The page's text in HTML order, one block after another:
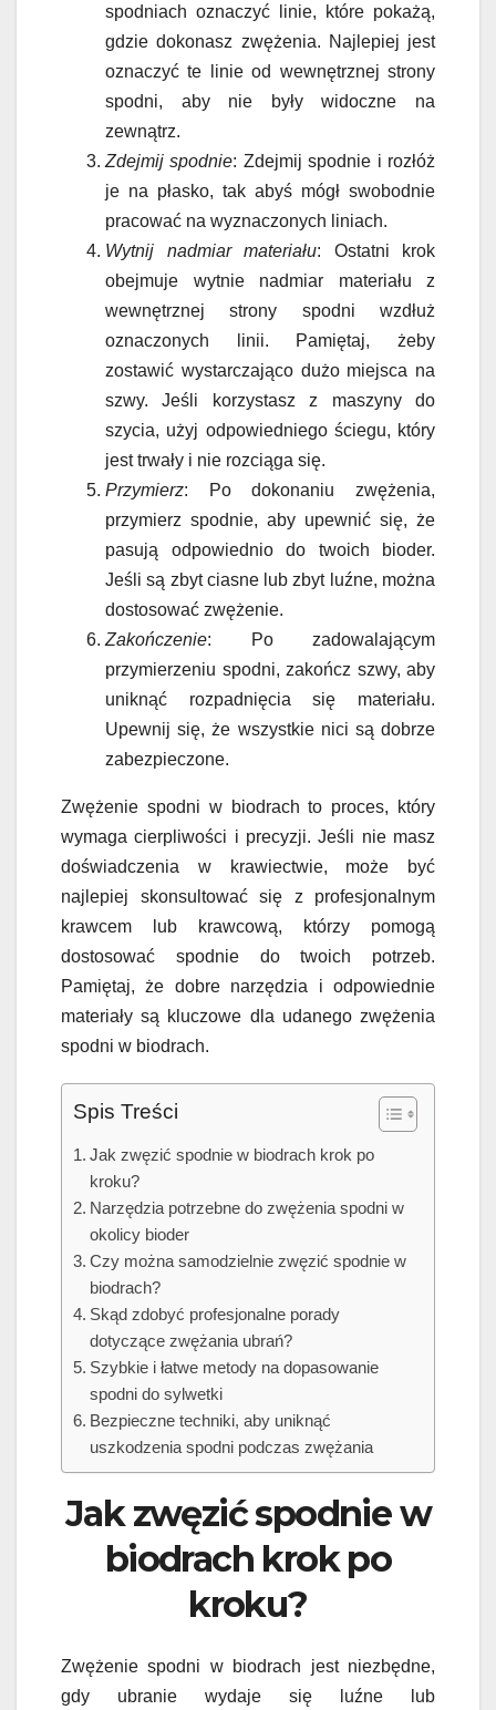
spodniach oznaczyć linie, które pokażą,
gdzie dokonasz zwężenia. Najlepiej jest
oznaczyć te linie od wewnętrznej strony
spodni, aby nie były widoczne na
zewnątrz.
Zdejmij spodnie: Zdejmij spodnie i rozłóż
je na płasko, tak abyś mógł swobodnie
pracować na wyznaczonych liniach.
Wytnij nadmiar materiału: Ostatni krok
obejmuje wytnie nadmiar materiału z
wewnętrznej strony spodni wzdłuż
oznaczonych linii. Pamiętaj, żeby
zostawić wystarczająco dużo miejsca na
szwy. Jeśli korzystasz z maszyny do
szycia, użyj odpowiedniego ściegu, który
jest trwały i nie rozciąga się.
Przymierz: Po dokonaniu zwężenia,
przymierz spodnie, aby upewnić się, że
pasują odpowiednio do twoich bioder.
Jeśli są zbyt ciasne lub zbyt luźne, można
dostosować zwężenie.
Zakończenie: Po zadowalającym
przymierzeniu spodni, zakończ szwy, aby
uniknąć rozpadnięcia się materiału.
Upewnij się, że wszystkie nici są dobrze
zabezpieczone.
Zwężenie spodni w biodrach to proces, który
wymaga cierpliwości i precyzji. Jeśli nie masz
doświadczenia w krawiectwie, może być
najlepiej skonsultować się z profesjonalnym
krawcem lub krawcową, którzy pomogą
dostosować spodnie do twoich potrzeb.
Pamiętaj, że dobre narzędzia i odpowiednie
materiały są kluczowe dla udanego zwężenia
spodni w biodrach.
Spis Treści
Jak zwęzić spodnie w biodrach krok po
kroku?
Narzędzia potrzebne do zwężenia spodni w
okolicy bioder
Czy można samodzielnie zwęzić spodnie w
biodrach?
Skąd zdobyć profesjonalne porady
dotyczące zwężania ubrań?
Szybkie i łatwe metody na dopasowanie
spodni do sylwetki
Bezpieczne techniki, aby uniknąć
uszkodzenia spodni podczas zwężania
Jak zwęzić spodnie w
biodrach krok po
kroku?
Zwężenie spodni w biodrach jest niezbędne,
gdy ubranie wydaje się luźne lub